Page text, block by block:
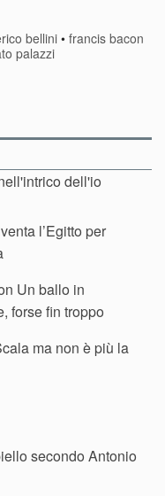
bellini•francis bacon
palazzi
dell'io
l’Egitto per
Un ballo in
forse fin troppo
ma non è più la
secondo Antonio